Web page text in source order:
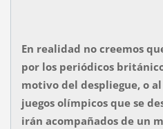
En realidad no creemos
por los periódicos
motivo del despliegue, o
juegos olímpicos que se
irán acompañados de un